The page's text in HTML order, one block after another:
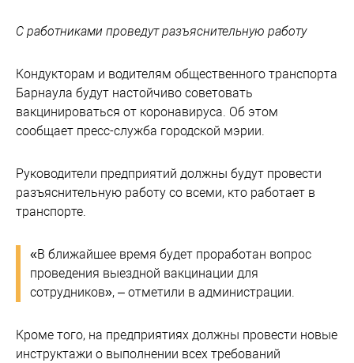
С работниками проведут разъяснительную работу
Кондукторам и водителям общественного транспорта
Барнаула будут настойчиво советовать
вакцинироваться от коронавируса. Об этом
сообщает пресс-служба городской мэрии.
Руководители предприятий должны будут провести
разъяснительную работу со всеми, кто работает в
транспорте.
«В ближайшее время будет проработан вопрос
проведения выездной вакцинации для
сотрудников», – отметили в администрации.
Кроме того, на предприятиях должны провести новые
инструктажи о выполнении всех требований